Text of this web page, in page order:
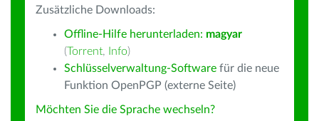
Zusätzliche Downloads:
Offline-Hilfe herunterladen: magyar
(Torrent, Info)
Schlüsselverwaltung-Software für die neue
Funktion OpenPGP (externe Seite)
Möchten Sie die Sprache wechseln?